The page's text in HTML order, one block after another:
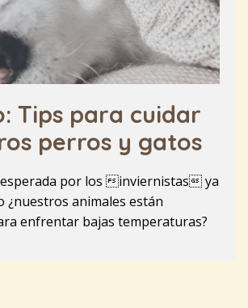
Tips para cuidar
perros y gatos
esperada por los inviernistas ya
¿nuestros animales están
enfrentar bajas temperaturas?